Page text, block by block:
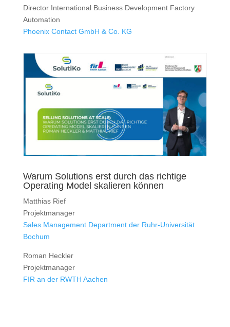
Director International Business Development Factory
Automation
Phoenix Contact GmbH & Co. KG
Warum Solutions erst durch das richtige
Operating Model skalieren können
Matthias Rief
Projektmanager
Sales Management Department der Ruhr-Universität
Bochum
Roman Heckler
Projektmanager
FIR an der RWTH Aachen